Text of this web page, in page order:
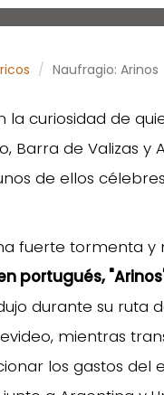
Naufragio: Arinos
la curiosidad de
Barra de Valizas y
de ellos
fuerte tormenta
portugués,
durante su ruta
mientras
los gastos del